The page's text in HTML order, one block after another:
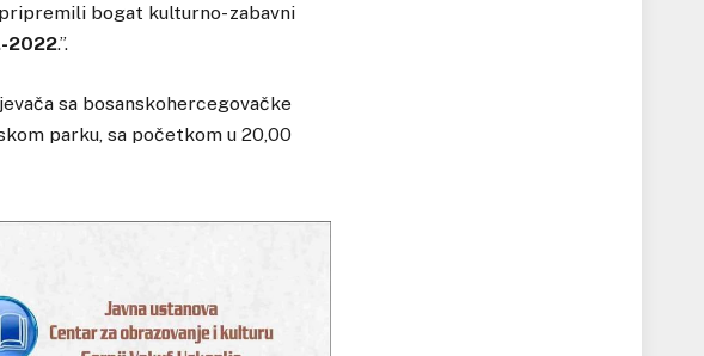
bogat kulturno- zabavni
2022.”.
sa bosanskohercegovačke
parku, sa početkom u 20,00